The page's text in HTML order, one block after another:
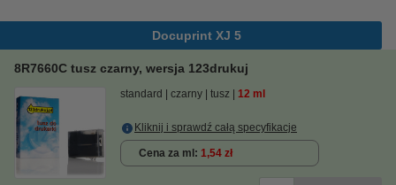
Docuprint XJ 5
8R7660C tusz czarny, wersja 123drukuj
standard czarny tusz 12 ml
Kliknij i sprawdź całą specyfikacje
Cena za ml 1,54 zł